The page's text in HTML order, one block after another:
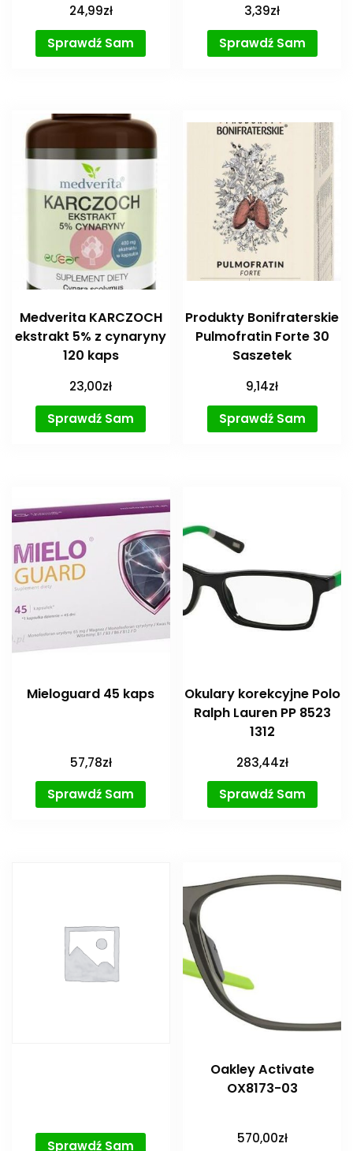
24,99zł
Sprawdź Sam
3,39zł
Sprawdź Sam
Medverita KARCZOCH
ekstrakt 5% z cynaryny
120 kaps
23,00zł
Sprawdź Sam
Produkty Bonifraterskie
Pulmofratin Forte 30
Saszetek
9,14zł
Sprawdź Sam
Mieloguard 45 kaps
57,78zł
Sprawdź Sam
Okulary korekcyjne Polo
Ralph Lauren PP 8523
1312
283,44zł
Sprawdź Sam
Sprawdź Sam
Oakley Activate
OX8173-03
570,00zł